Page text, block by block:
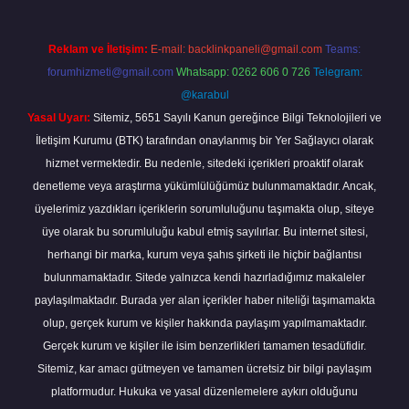
Reklam ve İletişim: E-mail: backlinkpaneli@gmail.com Teams:
forumhizmeti@gmail.com Whatsapp: 0262 606 0 726 Telegram:
@karabul
Yasal Uyarı: Sitemiz, 5651 Sayılı Kanun gereğince Bilgi Teknolojileri ve
İletişim Kurumu (BTK) tarafından onaylanmış bir Yer Sağlayıcı olarak
hizmet vermektedir. Bu nedenle, sitedeki içerikleri proaktif olarak
denetleme veya araştırma yükümlülüğümüz bulunmamaktadır. Ancak,
üyelerimiz yazdıkları içeriklerin sorumluluğunu taşımakta olup, siteye
üye olarak bu sorumluluğu kabul etmiş sayılırlar. Bu internet sitesi,
herhangi bir marka, kurum veya şahıs şirketi ile hiçbir bağlantısı
bulunmamaktadır. Sitede yalnızca kendi hazırladığımız makaleler
paylaşılmaktadır. Burada yer alan içerikler haber niteliği taşımamakta
olup, gerçek kurum ve kişiler hakkında paylaşım yapılmamaktadır.
Gerçek kurum ve kişiler ile isim benzerlikleri tamamen tesadüfidir.
Sitemiz, kar amacı gütmeyen ve tamamen ücretsiz bir bilgi paylaşım
platformudur. Hukuka ve yasal düzenlemelere aykırı olduğunu